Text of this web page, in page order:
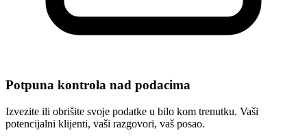
Potpuna kontrola nad podacima
Izvezite ili obrišite svoje podatke u bilo kom trenutku. Vaši
potencijalni klijenti, vaši razgovori, vaš posao.